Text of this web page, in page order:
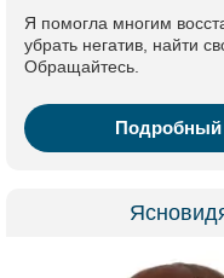
Я помогла многим
убрать негатив, найти
Обращайтесь.